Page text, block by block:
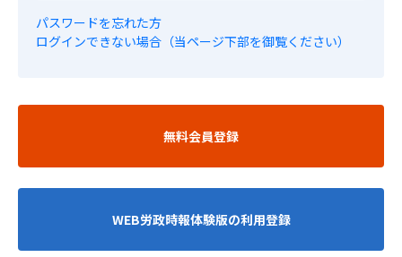
パスワードを忘れた方
ログインできない場合（当ページ下部を御覧ください）
無料会員登録
WEB労政時報体験版の利用登録